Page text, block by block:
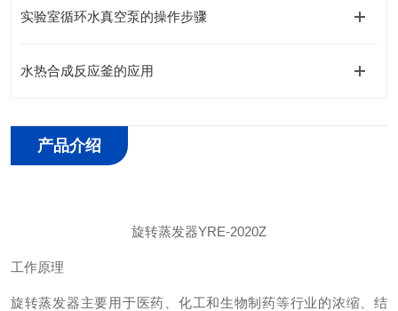
实验室循环水真空泵的操作步骤
水热合成反应釜的应用
产品介绍
旋转蒸发器YRE-2020Z
工作原理
旋转蒸发器主要用于医药、化工和生物制药等行业的浓缩、结